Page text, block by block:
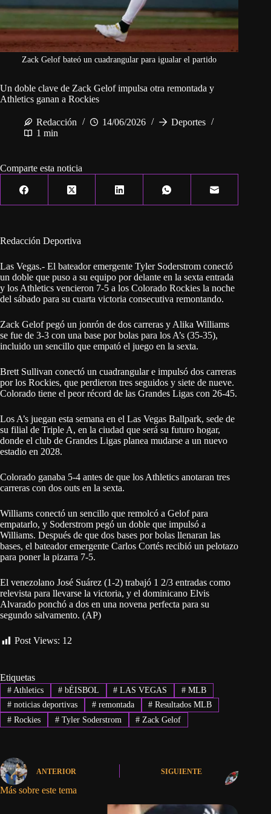
Zack Gelof bateó un cuadrangular para igualar el partido
Un doble clave de Zack Gelof impulsa otra remontada y
Athletics ganan a Rockies
Redacción 14/06/2026
Deportes
1 min
Comparte esta noticia
Redacción Deportiva
Las Vegas.- El bateador emergente Tyler Soderstrom conectó
un doble que puso a su equipo por delante en la sexta entrada
y los Athletics vencieron 7-5 a los Colorado Rockies la noche
del sábado para su cuarta victoria consecutiva remontando.
Zack Gelof pegó un jonrón de dos carreras y Alika Williams
se fue de 3-3 con una base por bolas para los A’s (35-35),
incluido un sencillo que empató el juego en la sexta.
Brett Sullivan conectó un cuadrangular e impulsó dos carreras
por los Rockies, que perdieron tres seguidos y siete de nueve.
Colorado tiene el peor récord de las Grandes Ligas con 26-45.
Los A’s juegan esta semana en el Las Vegas Ballpark, sede de
su filial de Triple A, en la ciudad que será su futuro hogar,
donde el club de Grandes Ligas planea mudarse a un nuevo
estadio en 2028.
Colorado ganaba 5-4 antes de que los Athletics anotaran tres
carreras con dos outs en la sexta.
Williams conectó un sencillo que remolcó a Gelof para
empatarlo, y Soderstrom pegó un doble que impulsó a
Williams. Después de que dos bases por bolas llenaran las
bases, el bateador emergente Carlos Cortés recibió un pelotazo
para poner la pizarra 7-5.
El venezolano José Suárez (1-2) trabajó 1 2/3 entradas como
relevista para llevarse la victoria, y el dominicano Elvis
Alvarado ponchó a dos en una novena perfecta para su
segundo salvamento. (AP)
Post Views: 12
Etiquetas
#Athletics #bÉISBOL # LAS VEGAS # MLB
#noticias deportivas #remontada # Resultados MLB
#Rockies #Tyler Soderstrom # Zack Gelof
ANTERIOR SIGUIENTE
Más sobre este tema